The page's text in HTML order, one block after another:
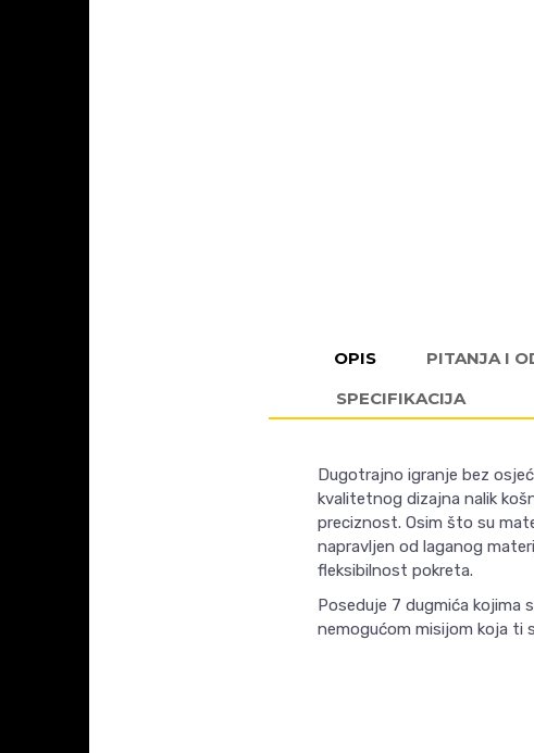
OPIS PITANJA I
SPECIFIKACIJA
Dugotrajno igranje bez
kvalitetnog dizajna nalik
preciznost. Osim što su
napravljen od laganog
fleksibilnost pokreta.
Poseduje 7 dugmića kojima
nemogućom misijom koja ti